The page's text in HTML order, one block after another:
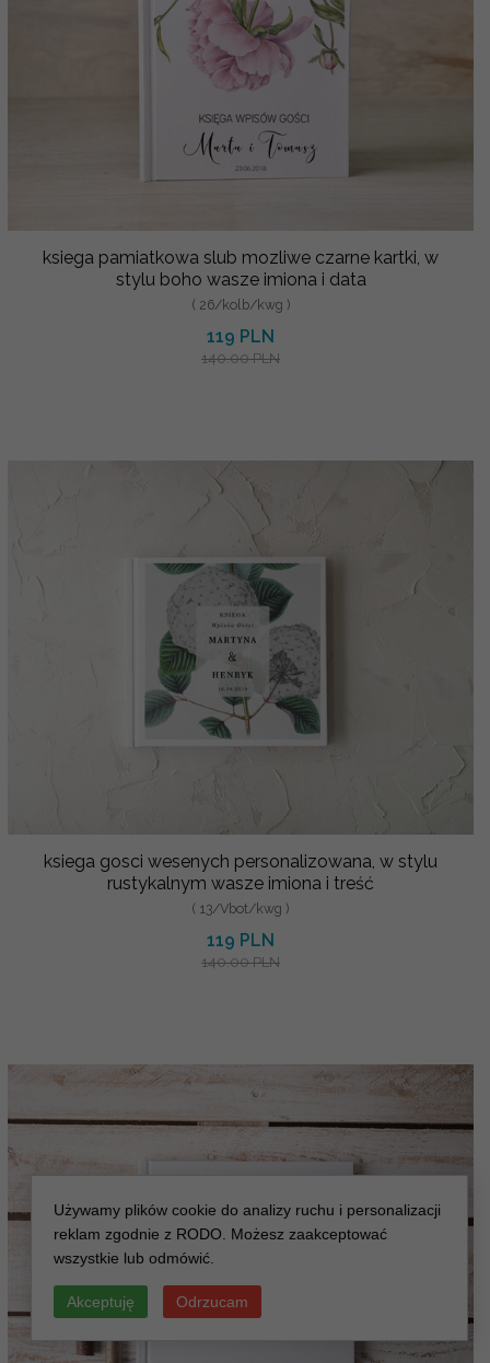
ksiega pamiatkowa slub mozliwe czarne kartki, w
stylu boho wasze imiona i data
( 26/kolb/kwg )
119 PLN
140.00 PLN
ksiega gosci wesenych personalizowana, w stylu
rustykalnym wasze imiona i treść
( 13/Vbot/kwg )
119 PLN
140.00 PLN
Używamy plików cookie do analizy ruchu i personalizacji
reklam zgodnie z RODO. Możesz zaakceptować
wszystkie lub odmówić.
Akceptuję Odrzucam